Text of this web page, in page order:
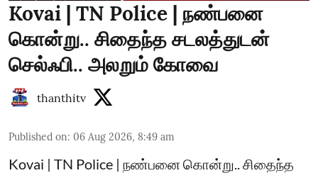
Kovai | TN Police | நண்பனை
கொன்று.. சிதைந்த சடலத்துடன்
செல்ஃபி.. அலறும் கோவை
thanthitv
Published on: 06 Aug 2026, 8:49 am
Kovai | TN Police | நண்பனை கொன்று.. சிதைந்த